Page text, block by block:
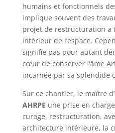
humains et fonctionnels
implique souvent des
projet de restructuration a
intérieur de l’espace.
signifie pas pour autant
cœur de conserver l’âme
incarnée par sa splendide
Sur ce chantier, le maître
AHRPE une prise en
curage, restructuration,
architecture intérieure, la